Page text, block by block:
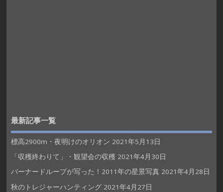
最新記事一覧
標高2900m・夜明けのオリオン 2021年5月13日
「収穫終わりて」・観望会の収穫 2021年4月30日
バーナードループが写った！2011年の星景写真 2021年4月28日
秋のトレジャーハンティング 2021年4月27日